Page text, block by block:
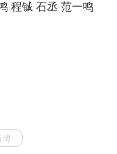
程铖 石丞 范一鸣
博